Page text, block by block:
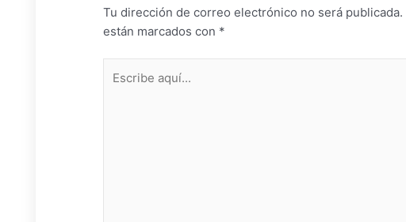
Tu dirección de correo electrónico no será publicada.
están marcados con *
aquí...